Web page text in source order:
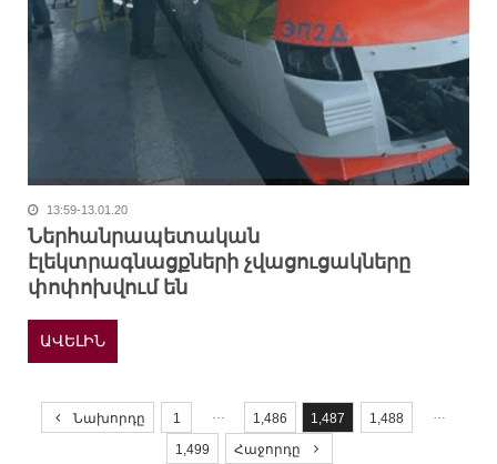
13:59-13.01.20
Ներհանրապետական
էլեկտրագնացքների չվացուցակները
փոփոխվում են
ԱՎԵԼԻՆ
o
s
Նախորդը 1 … 1,486 1,487 1,488 …
1,499 Հաջորդը